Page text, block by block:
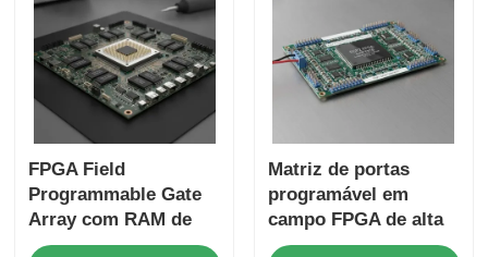
FPGA Field
Programmable Gate
Array com RAM de
bloco de 68 Mb para
Matriz de portas
programável em
campo FPGA de alta
velocidade ECP2 com